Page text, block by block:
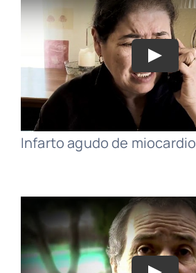
Infarto agudo de miocardio